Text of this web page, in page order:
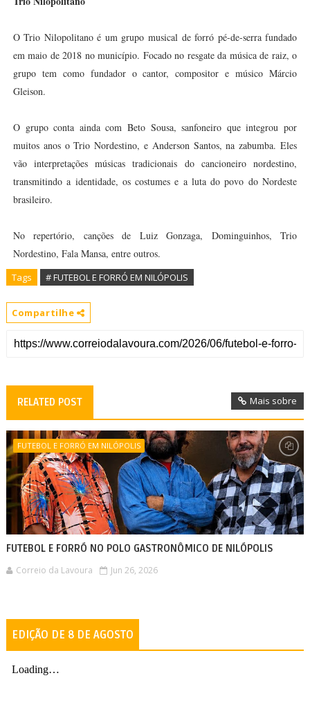
O Trio Nilopolitano é um grupo musical de forró pé-de-serra fundado
em maio de 2018 no município. Focado no resgate da música de raiz, o
grupo tem como fundador o cantor, compositor e músico Márcio
Gleison.
O grupo conta ainda com Beto Sousa, sanfoneiro que integrou por
muitos anos o Trio Nordestino, e Anderson Santos, na zabumba. Eles
vão interpretações músicas tradicionais do cancioneiro nordestino,
transmitindo a identidade, os costumes e a luta do povo do Nordeste
brasileiro.
No repertório, canções de Luiz Gonzaga, Dominguinhos, Trio
Nordestino, Fala Mansa, entre outros.
Tags # FUTEBOL E FORRÓ EM NILÓPOLIS
Compartilhe
RELATED POST Mais sobre
FUTEBOL E FORRÓ EM NILÓPOLIS
FUTEBOL E FORRÓ NO POLO GASTRONÔMICO DE NILÓPOLIS
Correio da Lavoura Jun 26, 2026
EDIÇÃO DE 8 DE AGOSTO